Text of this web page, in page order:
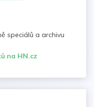
speciálů a archivu
na HN.cz